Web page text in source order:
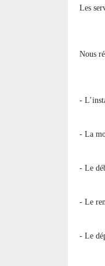
Les
Nous
-
- La
- Le
- Le
- Le